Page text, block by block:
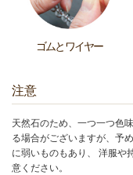
ゴムとワイヤー
注意
天然石のため、一つ一つ色
る場合がございますが、予
に弱いものもあり、 洋服や
意ください。